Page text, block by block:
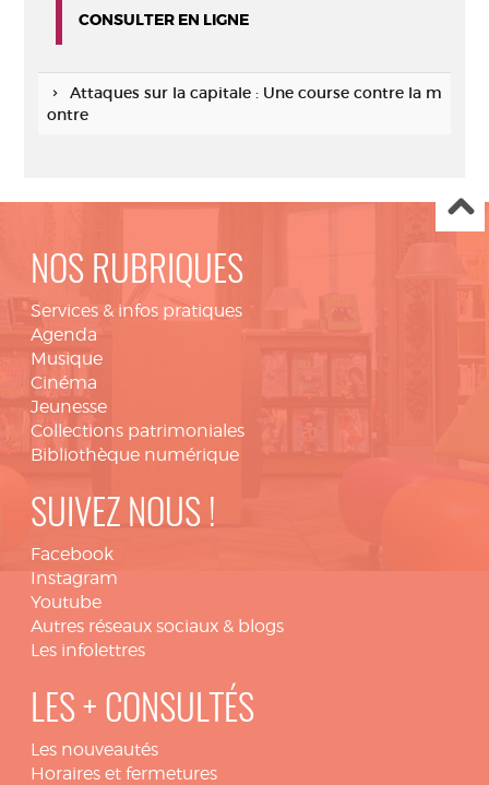
CONSULTER EN LIGNE
Attaques sur la capitale : Une course contre la m
ontre
NOS RUBRIQUES
Services & infos pratiques
Agenda
Musique
Cinéma
Jeunesse
Collections patrimoniales
Bibliothèque numérique
SUIVEZ NOUS !
Facebook
Instagram
Youtube
Autres réseaux sociaux & blogs
Les infolettres
LES + CONSULTÉS
Les nouveautés
Horaires et fermetures